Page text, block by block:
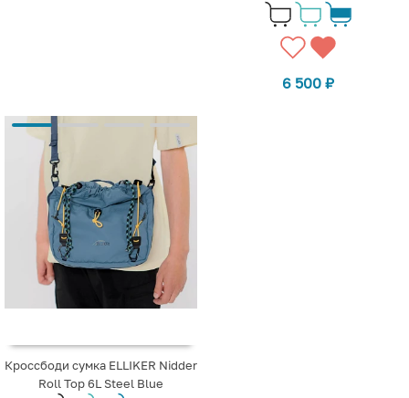
6 500 ₽
Кроссбоди сумка ELLIKER Nidder
Roll Top 6L Steel Blue